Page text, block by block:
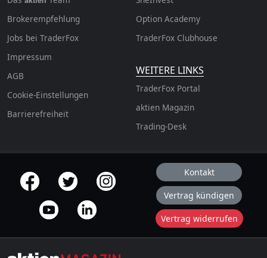
Brokerempfehlung
Jobs bei TraderFox
Impressum
AGB
Cookie-Einstellungen
Barrierefreiheit
Option Academy
TraderFox Clubhouse
WEITERE LINKS
TraderFox Portal
aktien Magazin
Trading-Desk
offizielle Social Media-Accounts Kontakt
Vertrag kündigen
Vertrag widerrufen